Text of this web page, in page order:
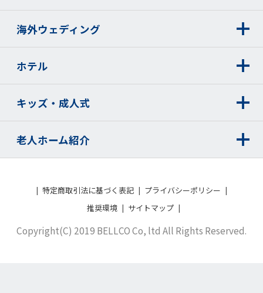
海外ウェディング
ホテル
キッズ・成人式
老人ホーム紹介
特定商取引法に基づく表記
プライバシーポリシー
推奨環境
サイトマップ
Copyright(C) 2019 BELLCO Co, ltd All Rights Reserved.